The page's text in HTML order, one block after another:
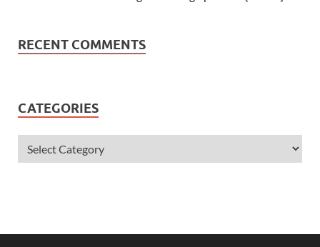
RECENT COMMENTS
CATEGORIES